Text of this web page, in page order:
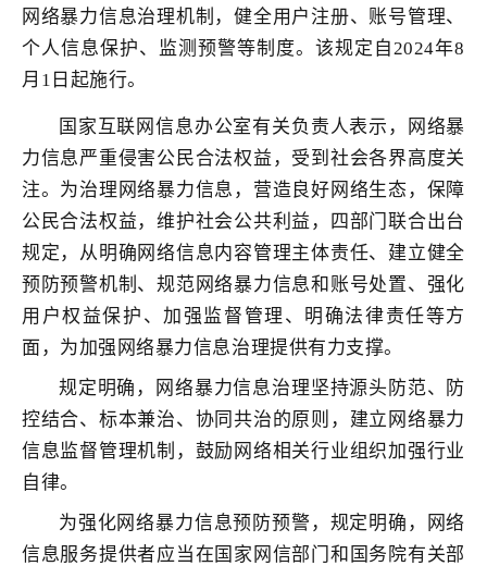
网络暴力信息治理机制，健全用户注册、账号管理、
个人信息保护、监测预警等制度。该规定自2024年8
月1日起施行。
国家互联网信息办公室有关负责人表示，网络暴
力信息严重侵害公民合法权益，受到社会各界高度关
注。为治理网络暴力信息，营造良好网络生态，保障
公民合法权益，维护社会公共利益，四部门联合出台
规定，从明确网络信息内容管理主体责任、建立健全
预防预警机制、规范网络暴力信息和账号处置、强化
用户权益保护、加强监督管理、明确法律责任等方
面，为加强网络暴力信息治理提供有力支撑。
规定明确，网络暴力信息治理坚持源头防范、防
控结合、标本兼治、协同共治的原则，建立网络暴力
信息监督管理机制，鼓励网络相关行业组织加强行业
自律。
为强化网络暴力信息预防预警，规定明确，网络
信息服务提供者应当在国家网信部门和国务院有关部